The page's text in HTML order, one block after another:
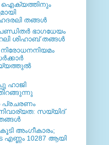
ഐക്യത്തിനും
തങ്ങള്‍
ഭാഗധേയം
ശിഹാബ് തങ്ങള്‍
ഹാജി
സയ്യിദ്
അംഗീകാരം;
10287 ആയി